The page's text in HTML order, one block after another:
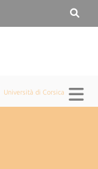
Università di Corsica